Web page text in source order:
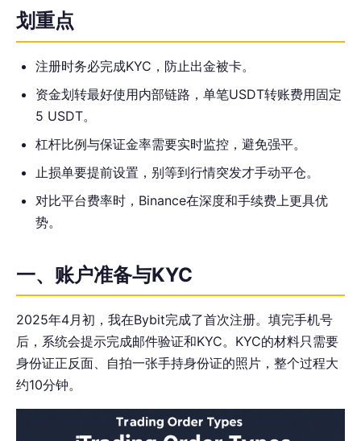
划重点
注册时务必完成KYC，防止出金被卡。
资金划转最好使用内部链路，单笔USDT转账费用固定
5 USDT。
杠杆比例与保证金率需要实时监控，避免强平。
止损单要提前设置，别等到行情突发才手动平仓。
对比平台费率时，Binance在深度和手续费上更具优
势。
一、账户准备与KYC
2025年4月初，我在Bybit完成了首次注册。填完手机号
后，系统会提示完成邮件验证和KYC。KYC的材料只需要
身份证正反面、自拍一张手持身份证的照片，整个过程大
约10分钟。